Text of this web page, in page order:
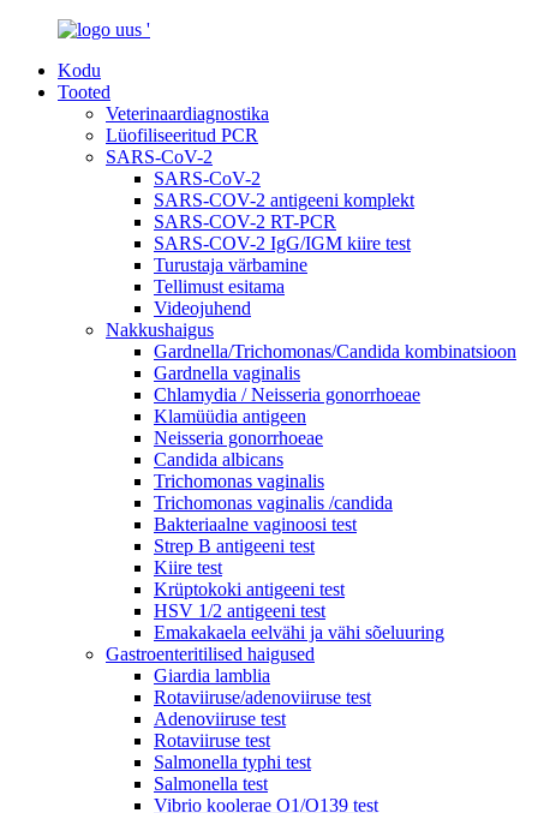
Kodu
Tooted
Veterinaardiagnostika
Lüofiliseeritud PCR
SARS-CoV-2
SARS-CoV-2
SARS-COV-2 antigeeni komplekt
SARS-COV-2 RT-PCR
SARS-COV-2 IgG/IGM kiire test
Turustaja värbamine
Tellimust esitama
Videojuhend
Nakkushaigus
Gardnella/Trichomonas/Candida kombinatsioon
Gardnella vaginalis
Chlamydia / Neisseria gonorrhoeae
Klamüüdia antigeen
Neisseria gonorrhoeae
Candida albicans
Trichomonas vaginalis
Trichomonas vaginalis /candida
Bakteriaalne vaginoosi test
Strep B antigeeni test
Kiire test
Krüptokoki antigeeni test
HSV 1/2 antigeeni test
Emakakaela eelvähi ja vähi sõeluuring
Gastroenteritilised haigused
Giardia lamblia
Rotaviiruse/adenoviiruse test
Adenoviiruse test
Rotaviiruse test
Salmonella typhi test
Salmonella test
Vibrio koolerae O1/O139 test